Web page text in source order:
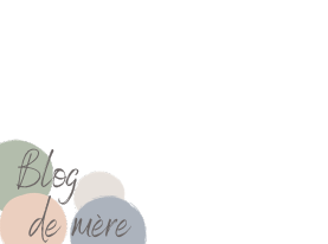
& PARENTALITÉ